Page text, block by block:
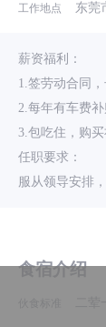
工作地点 东莞
薪资福利：
1.签劳动合同，
2.每年有车费
3.包吃住，购买
任职要求：
服从领导安排
食宿介绍